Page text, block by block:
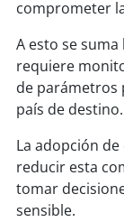
comprometer
A esto se
requiere
de parámetros
país de destino.
La adopción
reducir esta
tomar
sensible.